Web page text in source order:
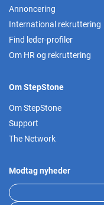
Annoncering
International rekruttering
Find leder-profiler
Om HR og rekruttering
Om StepStone
Om StepStone
Support
The Network
Modtag nyheder